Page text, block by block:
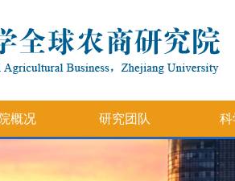
概况 研究团队 科